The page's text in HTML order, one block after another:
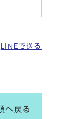
LINEで送る
へ戻る